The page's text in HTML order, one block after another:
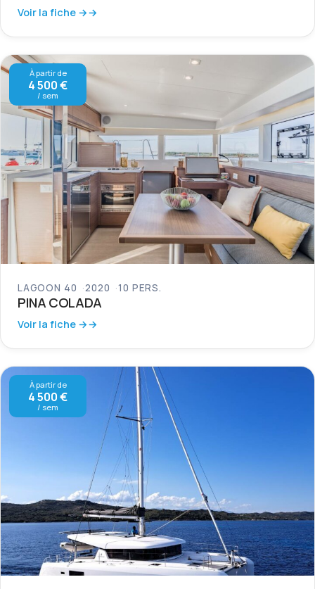
Voir la fiche →
À partir de
4 500 €
/ sem
LAGOON 40 2020 10 PERS.
PINA COLADA
Voir la fiche →
À partir de
4 500 €
/ sem